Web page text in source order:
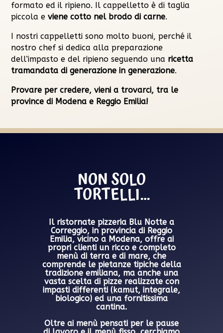
formato ed il ripieno. Il cappelletto è di taglia
piccola e viene cotto nel brodo di carne.
I nostri cappelletti sono molto buoni, perché il
nostro chef si dedica alla preparazione
dell’impasto e del ripieno seguendo una ricetta
tramandata di generazione in generazione.
Provare per credere, vieni a trovarci, tra le
province di Modena e Reggio Emilia!
NON SOLO
TORTELLI…
Il ristornate pizzeria Blu Notte a
Correggio, in provincia di Reggio
Emilia, vicino a Modena, offre ai
propri clienti un ricco e completo
menù di terra e di mare, che
comprende le pietanze tipiche della
tradizione emiliana, ma anche una
vasta scelta di pizze realizzate con
impasti differenti (kamut, integrale,
biologico) ed una fornitissima
cantina.
Oltre ai menù pensati per le pause